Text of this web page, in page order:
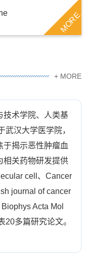
MORE
+ MORE
技术学院、人类基
武汉大学医学院，
于揭示恶性肿瘤血
相关药物研发提供
cell、Cancer
journal of cancer
Acta Mol
20多篇研究论文。